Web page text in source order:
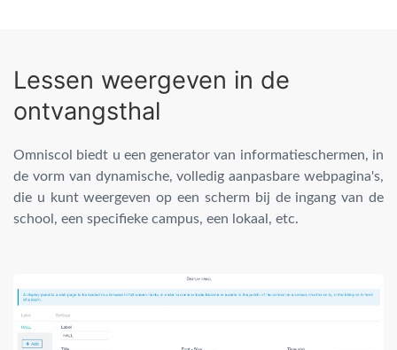
Lessen weergeven in de
ontvangsthal
Omniscol biedt u een generator van informatieschermen, in
de vorm van dynamische, volledig aanpasbare webpagina's,
die u kunt weergeven op een scherm bij de ingang van de
school, een specifieke campus, een lokaal, etc.